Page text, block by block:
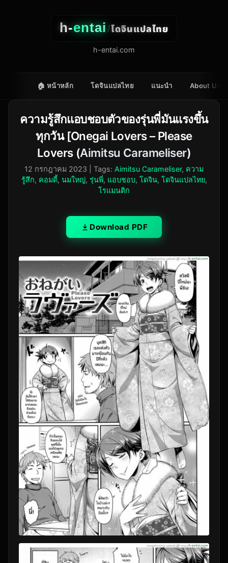
h-entai/โดจินแปลไทย
h-entai.com
🏠 หน้าหลัก โดจินแปลไทย แนะนำ About Us
ความรู้สึกแอบชอบตัวของรุ่นพี่มันแรงขึ้น
ทุกวัน [Onegai Lovers – Please
Lovers (Aimitsu Carameliser)
12 กรกฎาคม 2023 | Tags: Aimitsu Carameliser, ความ
รู้สึก, คอมดี้, นมใหญ่, รุ่นพี่, แอบชอบ, โดจิน, โดจินแปลไทย,
โรแมนติก
Download PDF